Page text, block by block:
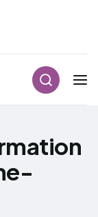
principale